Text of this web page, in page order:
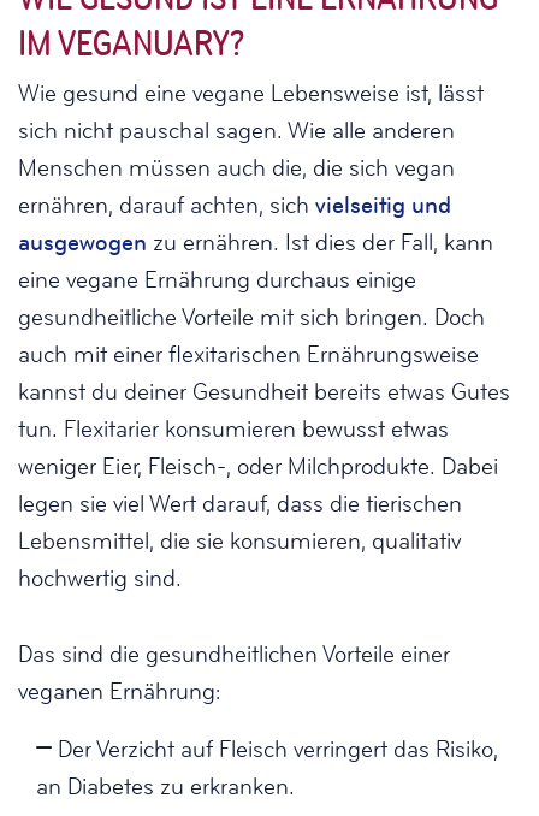
IM VEGANUARY?
Wie gesund eine vegane Lebensweise ist, lässt
sich nicht pauschal sagen. Wie alle anderen
Menschen müssen auch die, die sich vegan
ernähren, darauf achten, sich vielseitig und
ausgewogen zu ernähren. Ist dies der Fall, kann
eine vegane Ernährung durchaus einige
gesundheitliche Vorteile mit sich bringen. Doch
auch mit einer flexitarischen Ernährungsweise
kannst du deiner Gesundheit bereits etwas Gutes
tun. Flexitarier konsumieren bewusst etwas
weniger Eier, Fleisch-, oder Milchprodukte. Dabei
legen sie viel Wert darauf, dass die tierischen
Lebensmittel, die sie konsumieren, qualitativ
hochwertig sind.
Das sind die gesundheitlichen Vorteile einer
veganen Ernährung:
Der Verzicht auf Fleisch verringert das Risiko,
an Diabetes zu erkranken.